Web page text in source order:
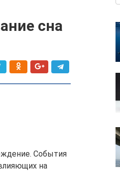
сна
События
на